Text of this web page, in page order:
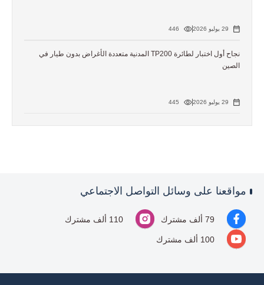
29 يوليو 2026 446
نجاح أول اختبار لطائرة TP200 المدنية متعددة الأغراض بدون طيار في
الصين
29 يوليو 2026 445
مواقعنا على وسائل التواصل الاجتماعي
79 ألف مشترك 110 ألف مشترك
100 ألف مشترك